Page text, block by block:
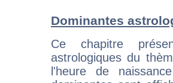
Dominantes
Ce chapitre
astrologiques du
l'heure de